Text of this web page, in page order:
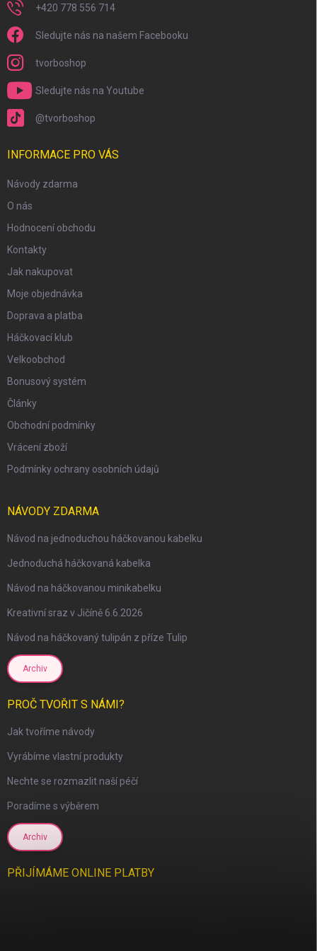
+420 778 556 714
Sledujte nás na našem Facebooku
tvorboshop
Sledujte nás na Youtube
@tvorboshop
INFORMACE PRO VÁS
Návody zdarma
O nás
Hodnocení obchodu
Kontakty
Jak nakupovat
Moje objednávka
Doprava a platba
Háčkovací klub
Velkoobchod
Bonusový systém
Články
Obchodní podmínky
Vrácení zboží
Podmínky ochrany osobních údajů
NÁVODY ZDARMA
Návod na jednoduchou háčkovanou kabelku
Jednoduchá háčkovaná kabelka
Návod na háčkovanou minikabelku
Kreativní sraz v Jičíně 6.6.2026
Návod na háčkovaný tulipán z příze Tulip
Archiv
PROČ TVOŘIT S NÁMI?
Jak tvoříme návody
Vyrábíme vlastní produkty
Nechte se rozmazlit naší péčí
Poradíme s výběrem
Archiv
PŘIJÍMÁME ONLINE PLATBY